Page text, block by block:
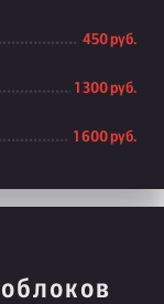
450 руб.
1 300 руб.
1 600 руб.